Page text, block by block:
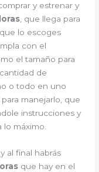
y estrenar y
, que llega para
lo escoges
con el
el tamaño para
de
o todo en uno
manejarlo, que
instrucciones y
lo máximo.
al final habrás
que hay en el